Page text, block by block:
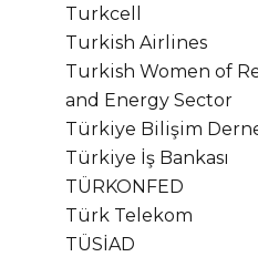
Turkcell
Turkish Airlines
Turkish Women of
and Energy Sector
Türkiye Bilişim
Türkiye İş Bankası
TÜRKONFED
Türk Telekom
TÜSİAD